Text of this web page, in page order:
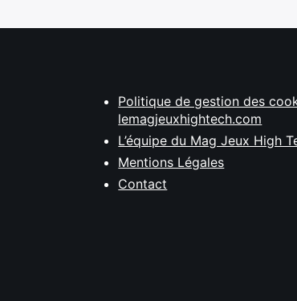
Politique de gestion des
lemagjeuxhightech.com
L’équipe du Mag Jeux High
Mentions Légales
Contact